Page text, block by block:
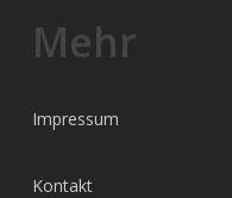
Mehr
Impressum
Kontakt